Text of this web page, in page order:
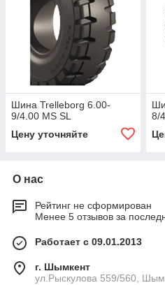
Шина Trelleborg 6.00-
9/4.00 MS SL
Цену уточняйте
8/
О нас
Рейтинг не сформирован
Менее 5 отзывов за
Работает с 09.01.2013
г. Шымкент
ул.Рыскулова 559/560,